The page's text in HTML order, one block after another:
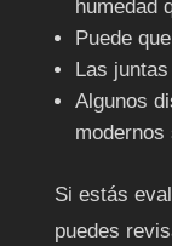
humedad
Puede
Las
Algunos
modernos
Si estás
puedes